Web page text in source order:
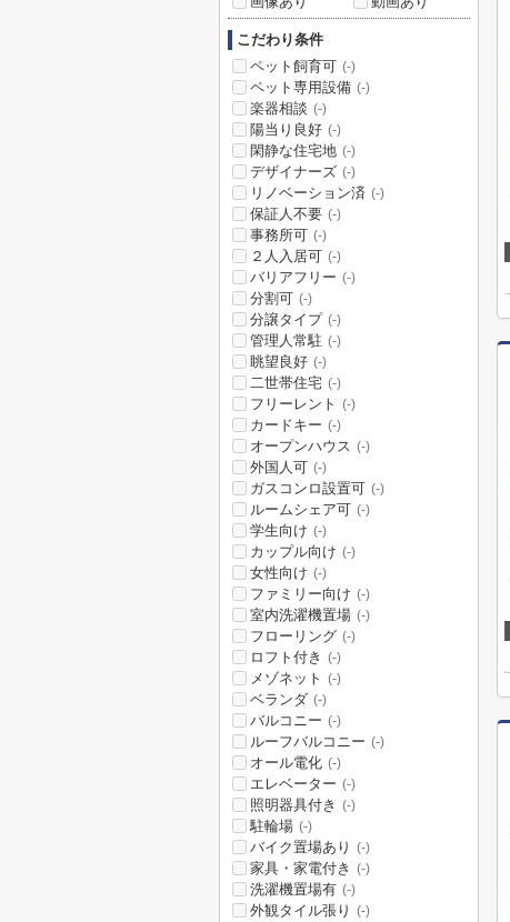
こだわり条件
ペット飼育可 (-)
ペット専用設備 (-)
楽器相談 (-)
陽当り良好 (-)
閑静な住宅地 (-)
デザイナーズ (-)
リノベーション済 (-)
保証人不要 (-)
事務所可 (-)
２人入居可 (-)
バリアフリー (-)
分割可 (-)
分譲タイプ (-)
管理人常駐 (-)
眺望良好 (-)
二世帯住宅 (-)
フリーレント (-)
カードキー (-)
オープンハウス (-)
外国人可 (-)
ガスコンロ設置可 (-)
ルームシェア可 (-)
学生向け (-)
カップル向け (-)
女性向け (-)
ファミリー向け (-)
室内洗濯機置場 (-)
フローリング (-)
ロフト付き (-)
メゾネット (-)
ベランダ (-)
バルコニー (-)
ルーフバルコニー (-)
オール電化 (-)
エレベーター (-)
照明器具付き (-)
駐輪場 (-)
バイク置場あり (-)
家具・家電付き (-)
洗濯機置場有 (-)
外観タイル張り (-)